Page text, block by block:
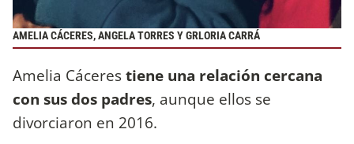
AMELIA CÁCERES, ANGELA TORRES Y GRLORIA CARRÁ
Amelia Cácerestiene una relación cercana
con sus dos padres, aunque ellos se
divorciaron en 2016.